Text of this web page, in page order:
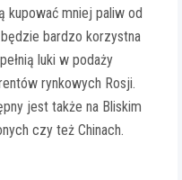
kupować mniej paliw od
bardzo korzystna
luki w podaży
rynkowych Rosji.
jest także na Bliskim
czy też Chinach.